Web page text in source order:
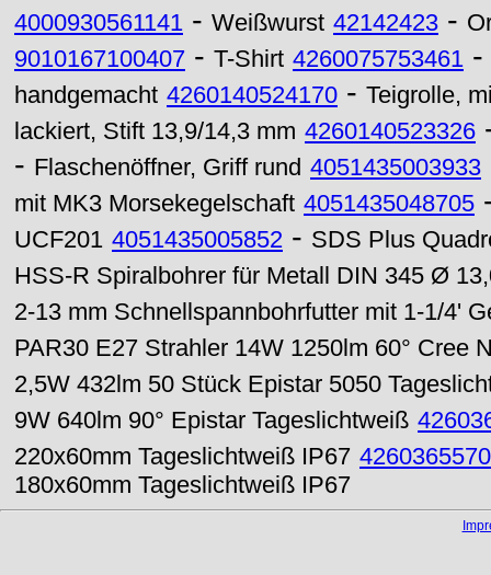
4000930561141 - Weißwurst 42142423 -
9010167100407 - T-Shirt 4260075753461 -
handgemacht 4260140524170 - Teigrolle,
lackiert, Stift 13,9/14,3 mm 4260140523326
- Flaschenöffner, Griff rund 4051435003933
mit MK3 Morsekegelschaft 4051435048705
UCF201 4051435005852 - SDS Plus
HSS-R Spiralbohrer für Metall DIN 345 Ø
2-13 mm Schnellspannbohrfutter mit 1-1/4'
PAR30 E27 Strahler 14W 1250lm 60° Cree
2,5W 432lm 50 Stück Epistar 5050
9W 640lm 90° Epistar Tageslichtweiß
220x60mm Tageslichtweiß IP67
180x60mm Tageslichtweiß IP67